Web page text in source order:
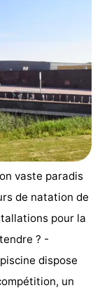
vaste paradis
de natation de
pour la
? -
dispose
un